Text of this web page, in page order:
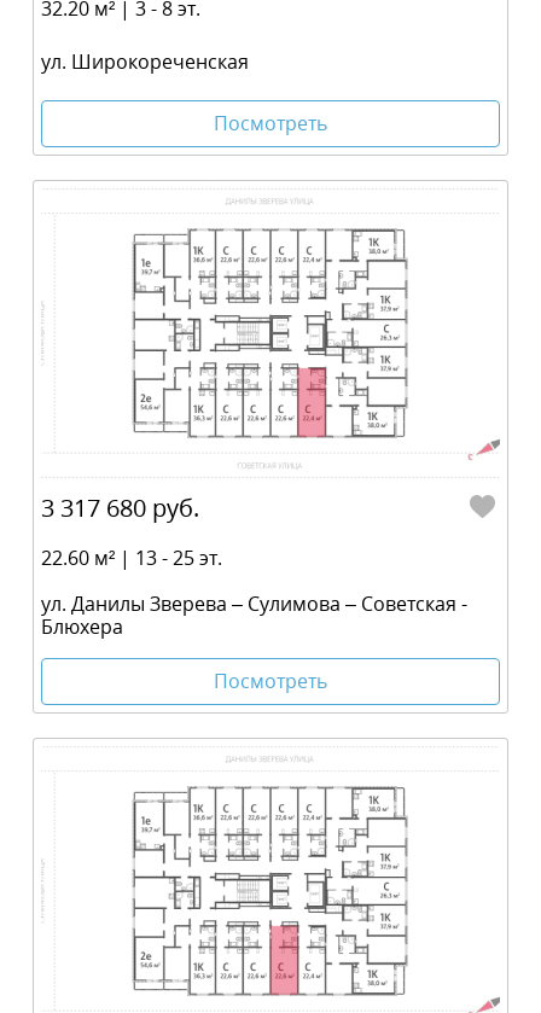
32.20 м² | 3 - 8 эт.
ул. Широкореченская
Посмотреть
3 317 680 руб.
22.60 м² | 13 - 25 эт.
ул. Данилы Зверева – Сулимова – Советская -
Блюхера
Посмотреть